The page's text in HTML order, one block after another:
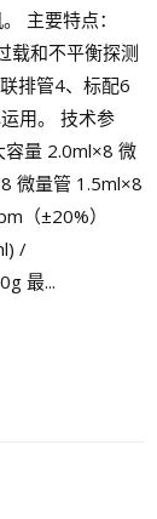
主要特点：
载和不平衡探测
排管4、标配6
用。 技术参
容量 2.0ml×8 微
微量管 1.5ml×8
（±20%）
/
最...